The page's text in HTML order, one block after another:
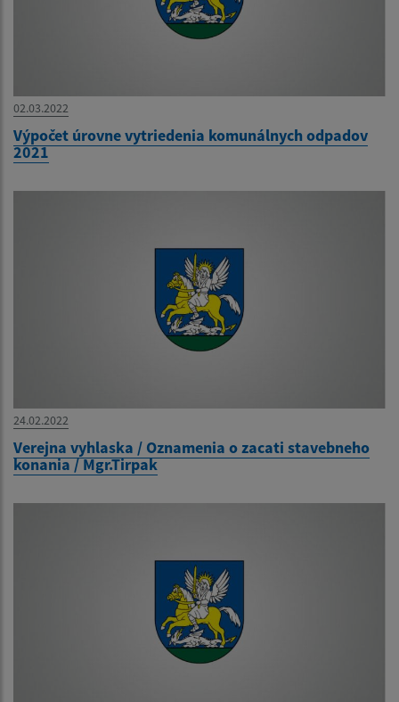
02.03.2022
Výpočet úrovne vytriedenia komunálnych odpadov
2021
24.02.2022
Verejna vyhlaska / Oznamenia o zacati stavebneho
konania / Mgr.Tirpak